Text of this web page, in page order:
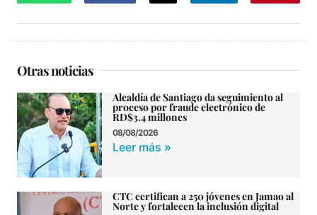
Otras noticias
Alcaldía de Santiago da seguimiento al
proceso por fraude electrónico de
RD$3.4 millones
08/08/2026
Leer más »
CTC certifican a 250 jóvenes en Jamao al
Norte y fortalecen la inclusión digital